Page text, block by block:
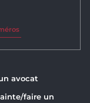
onglet
avocat
faire un